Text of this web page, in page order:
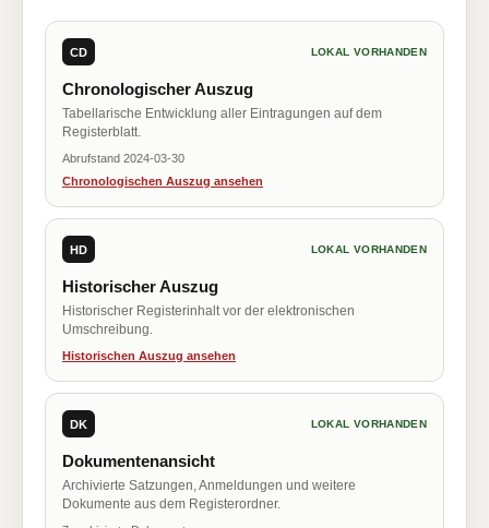
CD LOKAL VORHANDEN
Chronologischer Auszug
Tabellarische Entwicklung aller Eintragungen auf dem
Registerblatt.
Abrufstand 2024-03-30
Chronologischen Auszug ansehen
HD LOKAL VORHANDEN
Historischer Auszug
Historischer Registerinhalt vor der elektronischen
Umschreibung.
Historischen Auszug ansehen
DK LOKAL VORHANDEN
Dokumentenansicht
Archivierte Satzungen, Anmeldungen und weitere
Dokumente aus dem Registerordner.